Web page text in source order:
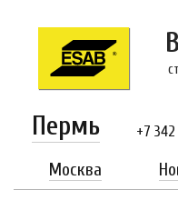
Пермь +7
Москва